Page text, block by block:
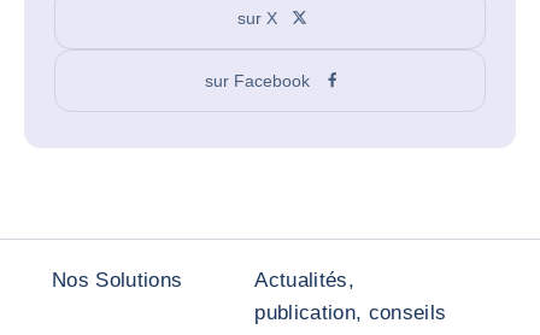
sur X
sur Facebook
Nos Solutions
Actualités,
publication, conseils